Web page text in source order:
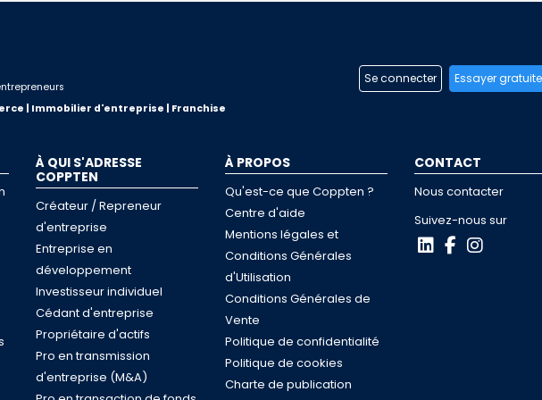
| Immobilier d'entreprise | Franchise
Se connecter Essayer
À QUI S'ADRESSE
COPPTEN
Créateur / Repreneur
d'entreprise
Entreprise en
développement
Investisseur individuel
Cédant d'entreprise
Propriétaire d'actifs
Pro en transmission
d'entreprise (M&A)
À PROPOS
Qu'est-ce que Coppten ?
Centre d'aide
Mentions légales et
Conditions Générales
d'Utilisation
Conditions Générales de
Vente
Politique de confidentialité
Politique de cookies
Charte de publication
CONTACT
Nous contacter
Suivez-nous sur